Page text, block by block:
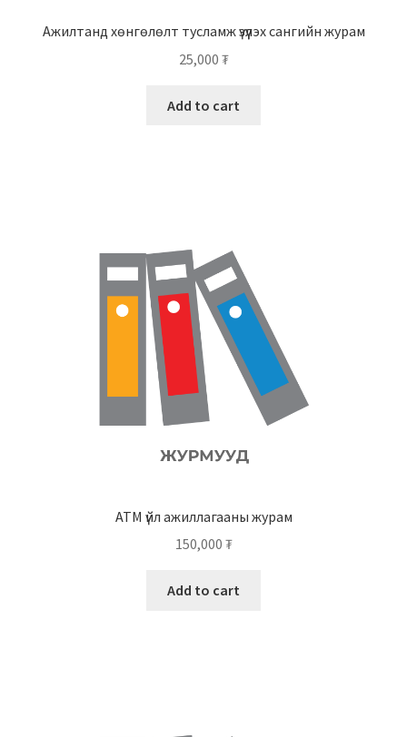
Ажилтанд хөнгөлөлт тусламж үзүүлэх сангийн журам
25,000 ₮
Add to cart
АТМ үйл ажиллагааны журам
150,000 ₮
Add to cart